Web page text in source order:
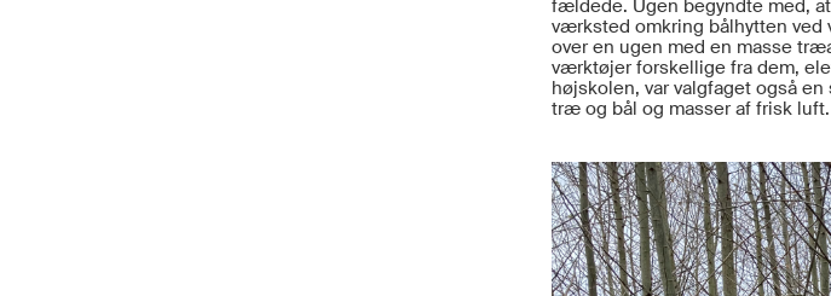
fældede. Ugen begyndte med,
værksted omkring bålhytten
over en ugen med en masse
værktøjer forskellige fra dem,
højskolen, var valgfaget også
træ og bål og masser af frisk luft.